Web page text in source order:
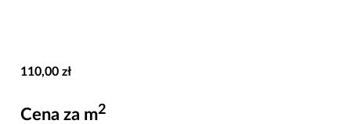
110,00 zł
Cena za m2